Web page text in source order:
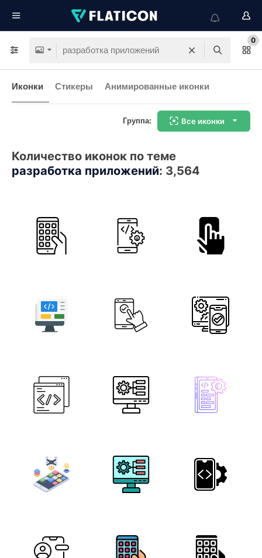
0
Иконки Стикеры Анимированные иконки
Группа: Все иконки
Количество иконок по теме
разработка приложений: 3,564